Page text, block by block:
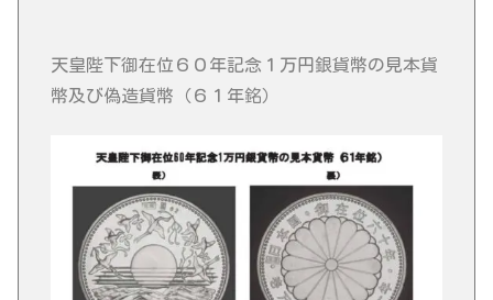
天皇陛下御在位６０年記念１万円銀貨幣の見本貨
幣及び偽造貨幣（６１年銘）